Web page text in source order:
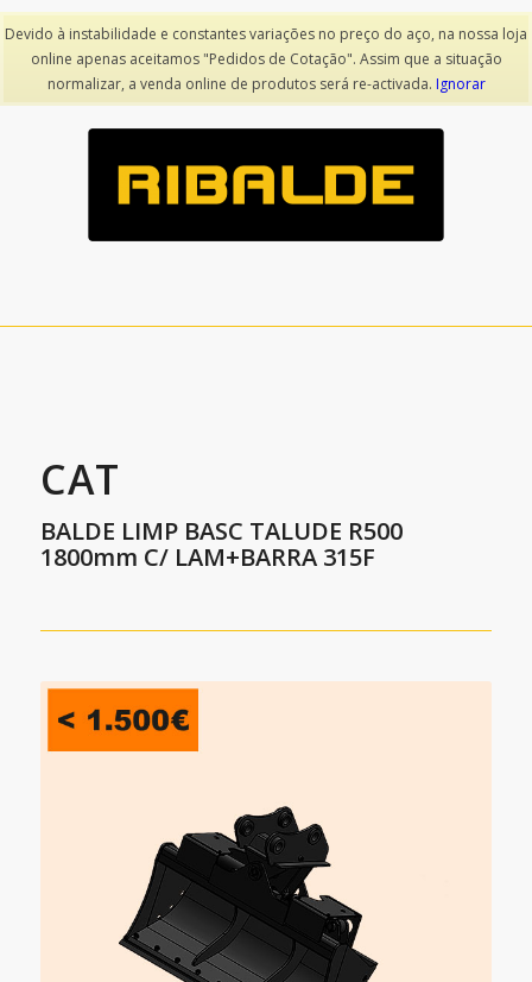
Devido à instabilidade e constantes variações no preço do aço, na nossa loja
online apenas aceitamos "Pedidos de Cotação". Assim que a situação
normalizar, a venda online de produtos será re-activada. Ignorar
voltar
CAT
BALDE LIMP BASC TALUDE R500
1800mm C/ LAM+BARRA 315F